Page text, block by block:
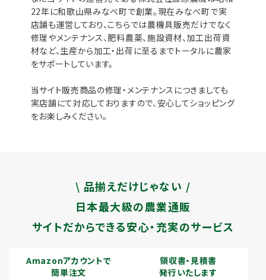
22年に和歌山県みなべ町で創業。現在みなべ町で実
店舗も運営しており、こちらでは農機具販売だけでなく
修理やメンテナンス、肥料農薬、施設資材、加工出荷資
材など、生産から加工・出荷に至るまでトータルに農家
をサポートしています。
当サイト販売商品の修理・メンテナンスにつきましても
実店舗にて対応しておりますので、安心してショッピング
をお楽しみください。
\ 品揃えだけじゃない /
日本最大級の農業通販
サイトだからできる安心・充実のサービス
Amazonアカウントで
簡単注文
領収書・見積書
発行いたします